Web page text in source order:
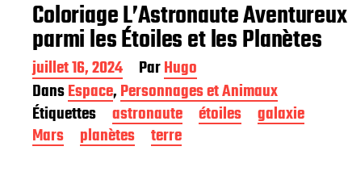
Coloriage L’Astronaute Aventureux
parmi les Étoiles et les Planètes
D
a
t
e
d
e
juillet 16, 2024 ParHugo
DansEspace,Personnages et Animaux
Étiquettes
astronaute étoiles
galaxie
Mars
planètes terre